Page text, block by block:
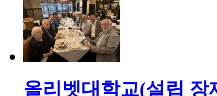
올리벳대학교(설립 장